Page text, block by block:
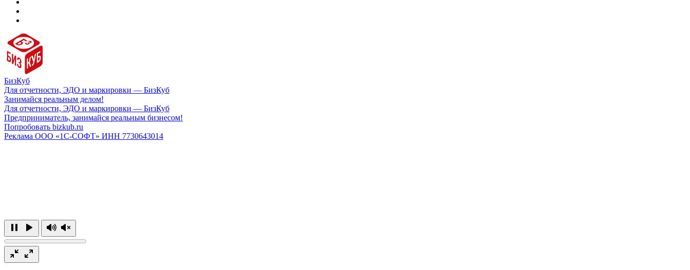
БизКуб
Для отчетности, ЭДО и маркировки — БизКуб
Занимайся реальным делом!
Для отчетности, ЭДО и маркировки — БизКуб
Предприниматель, занимайся реальным бизнесом!
Попробовать bizkub.ru
Реклама ООО «1С-СОФТ» ИНН 7730643014